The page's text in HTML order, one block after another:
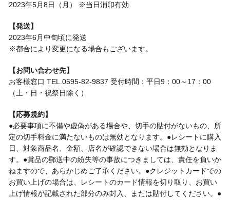
2023年5月8日（月） ※当日消印有効
【発送】
2023年6月中旬頃に発送
※都合により変更になる場合もございます。
【お問い合わせ先】
お客様窓口 TEL.0595-82-9837 受付時間：平日9：00～17：00
（土・日・祝祭日除く）
【応募規約】
●必要事項に不備や虚偽がある場合や、切手の貼付がないもの、所
定の切手料金に満たないものは無効となります。●レシートに購入
日、対象商品名、金額、店名が確認できない場合は無効となりま
す。●賞品の郵送中の紛失等の事故につきましては、責任を負いか
ねますので、あらかじめご了承ください。●クレジットカードでの
お買い上げの場合は、レシートのカード情報を切り取り、お買い
上げ情報が記載された部分のみ封入、または貼付してください。●